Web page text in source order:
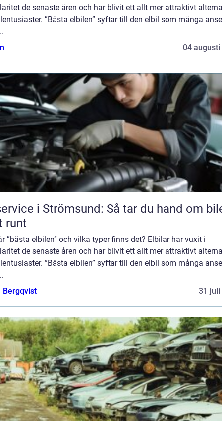
de senaste åren och har blivit ett allt mer attraktivt
”Bästa elbilen” syftar till den elbil som många
04 augusti
i Strömsund: Så tar du hand om
runt
”bästa elbilen” och vilka typer finns det? Elbilar har vuxit i
de senaste åren och har blivit ett allt mer attraktivt
”Bästa elbilen” syftar till den elbil som många
Bergqvist
31 juli